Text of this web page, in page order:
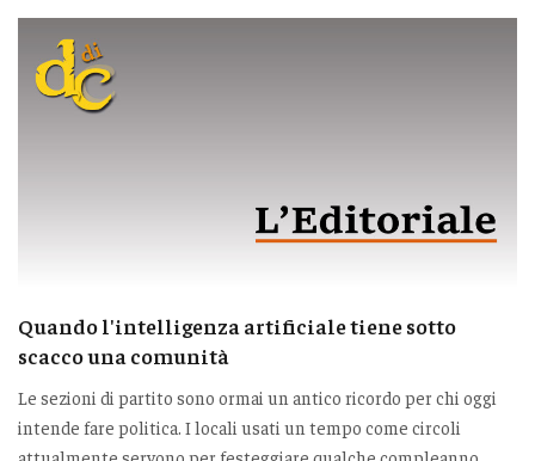
Quando l'intelligenza artificiale tiene sotto
scacco una comunità
Le sezioni di partito sono ormai un antico ricordo per chi oggi
intende fare politica. I locali usati un tempo come circoli